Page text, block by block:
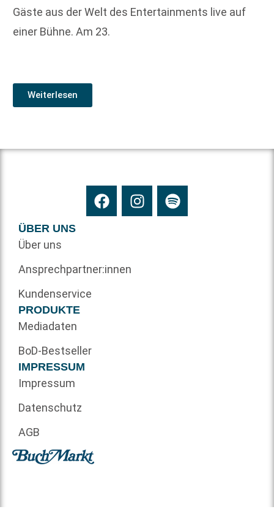
Gäste aus der Welt des Entertainments live auf
einer Bühne. Am 23.
Weiterlesen
ÜBER UNS
Über uns
Ansprechpartner:innen
Kundenservice
PRODUKTE
Mediadaten
BoD-Bestseller
IMPRESSUM
Impressum
Datenschutz
AGB